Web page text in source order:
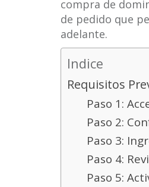
compra de
de pedido que
adelante.​
Indice
Requisitos
Paso 1:
Paso 2:
Paso 3:
Paso 4:
Paso 5: